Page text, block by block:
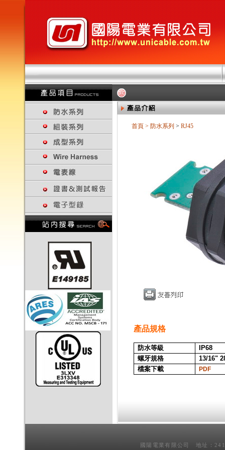
首頁 > 防水系列 > RJ45
產品規格
防水等級
IP68
螺牙規格
13/16"
檔案下載
PDF
國陽電業有限公司 地址：